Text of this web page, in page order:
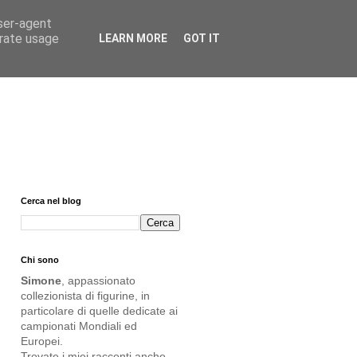
Cerca nel blog
Chi sono
Simone , appassionato
collezionista di figurine, in
particolare di quelle dedicate ai
campionati Mondiali ed
Europei
agent
usage
LEARN MORE GOT IT